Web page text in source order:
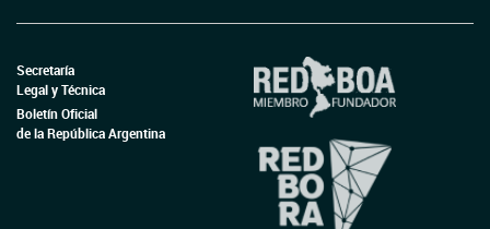
Secretaría
Legal y Técnica
Boletín Oficial
de la República Argentina